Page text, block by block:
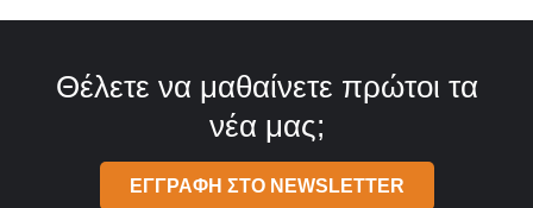
Θέλετε να μαθαίνετε πρώτοι τα
νέα μας;
ΕΓΓΡΑΦΗ ΣΤΟ NEWSLETTER